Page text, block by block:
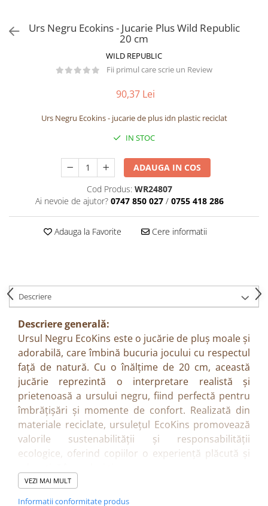
2-4 AniUrs Negru Ecokins - Jucarie Plus Wild Republic
20 cm
WILD REPUBLIC
Fii primul care scrie un Review
90,37 Lei
Urs Negru Ecokins - jucarie de plus idn plastic reciclat
IN STOC
ADAUGA IN COS
Cod Produs: WR24807
Ai nevoie de ajutor? 0747 850 027 / 0755 418 286
Adauga la Favorite Cere informatii
Descriere
Descriere generală:
Ursul Negru EcoKins este o jucărie de pluș moale și
adorabilă, care îmbină bucuria jocului cu respectul
față de natură. Cu o înălțime de 20 cm, această
jucărie reprezintă o interpretare realistă și
prietenoasă a ursului negru, fiind perfectă pentru
îmbrățișări și momente de confort. Realizată din
materiale reciclate, ursulețul EcoKins promovează
valorile sustenabilității și responsabilității
ecologice, oferind copiilor o experiență plăcută și
Beneficii:
Încurajează grija față de natură și învățarea
VEZI MAI MULT
Informatii conformitate produs